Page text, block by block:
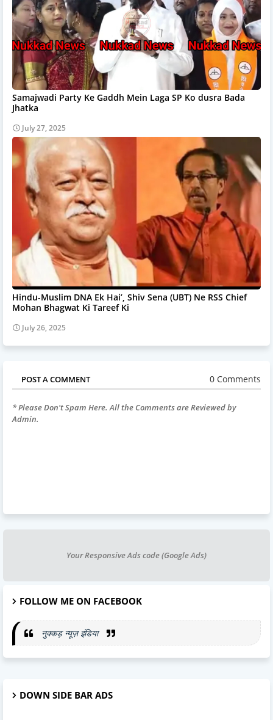
Samajwadi Party Ke Gaddh Mein Laga SP Ko dusra Bada
Jhatka
July 27, 2025
Hindu-Muslim DNA Ek Hai’, Shiv Sena (UBT) Ne RSS Chief
Mohan Bhagwat Ki Tareef Ki
July 26, 2025
POST A COMMENT 0 Comments
* Please Don't Spam Here. All the Comments are Reviewed by
Admin.
Your Responsive Ads code (Google Ads)
FOLLOW ME ON FACEBOOK
नुक्कड़ न्यूज़ इंडिया
DOWN SIDE BAR ADS